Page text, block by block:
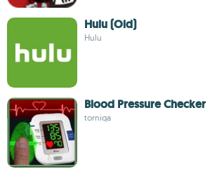
Hulu (Old)
Hulu
Blood Pressure Checker
torniqa